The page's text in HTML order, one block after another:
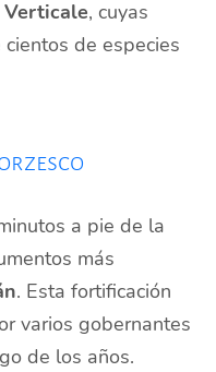
Verticale, cuyas
de especies
a pie de la
más
. Esta fortificación
varios gobernantes
de los años.